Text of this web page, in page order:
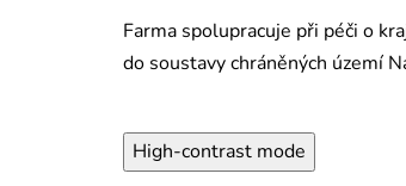
Farma spolupracuje při péči o
do soustavy chráněných území
High-contrast mode